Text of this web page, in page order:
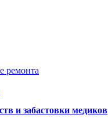
ремонта
и забастовки медиков